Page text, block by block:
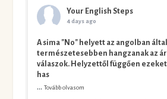
Your English Steps
4 days ago
A sima "No" helyett az angolban
természetesebben hangzanak az
válaszok. Helyzettől függően
has
...Tovább olvasom